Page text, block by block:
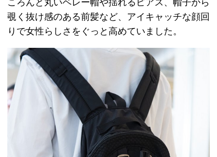
覗く抜け感のある前髪など、アイキャッチな顔回
りで女性らしさをぐっと高めていました。